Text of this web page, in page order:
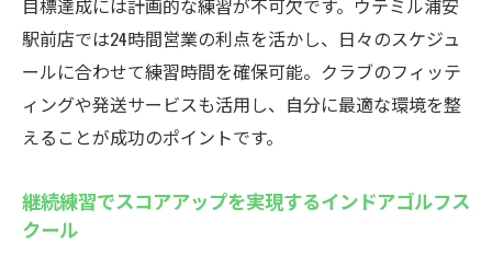
目標達成には計画的な練習が不可欠です。ウテミル浦安
駅前店では24時間営業の利点を活かし、日々のスケジュ
ールに合わせて練習時間を確保可能。クラブのフィッテ
ィングや発送サービスも活用し、自分に最適な環境を整
えることが成功のポイントです。
継続練習でスコアアップを実現するインドアゴルフス
クール